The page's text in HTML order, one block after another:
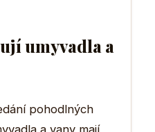
umyvadla a
pohodlných
a vany mají